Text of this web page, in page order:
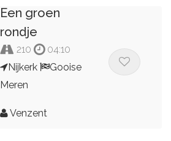
Een groen
rondje
210
04:10
Nijkerk
Gooise
Meren
Venzent